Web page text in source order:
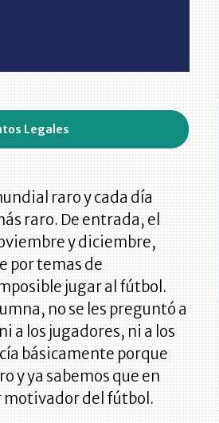
Legales
raro y cada día
raro. De entrada, el
y diciembre,
por temas de
jugar al fútbol.
no se les preguntó a
a los jugadores, ni a los
básicamente porque
y ya sabemos que en
motivador del fútbol.